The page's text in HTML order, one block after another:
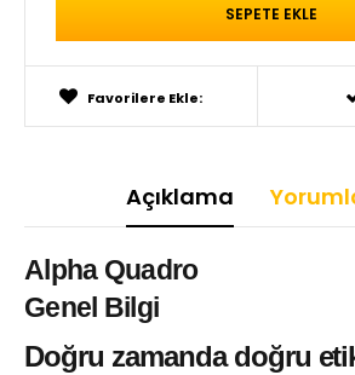
Favorilere Ekle:
Açıklama
Alpha Quadro
Genel Bilgi
Doğru zamanda doğru